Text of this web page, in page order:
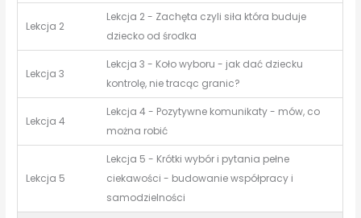
Lekcja 2
Lekcja 2 - Zachęta czyli siła która buduje
dziecko od środka
Lekcja 3
Lekcja 3 - Koło wyboru - jak dać dziecku
kontrolę, nie tracąc granic?
Lekcja 4
Lekcja 4 - Pozytywne komunikaty - mów, co
można robić
Lekcja 5
Lekcja 5 - Krótki wybór i pytania pełne
ciekawości - budowanie współpracy i
samodzielności